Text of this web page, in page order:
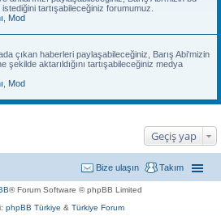
tartışabileceğiniz forumumuz.
Mod
çıkan haberleri paylaşabileceğiniz, Barış Abi'mizin
şekilde aktarıldığını tartışabileceğiniz medya
Mod
Geçiş yap
Takım
Bize ulaşın
® Forum Software © phpBB Limited
phpBB Türkiye & Türkiye Forum